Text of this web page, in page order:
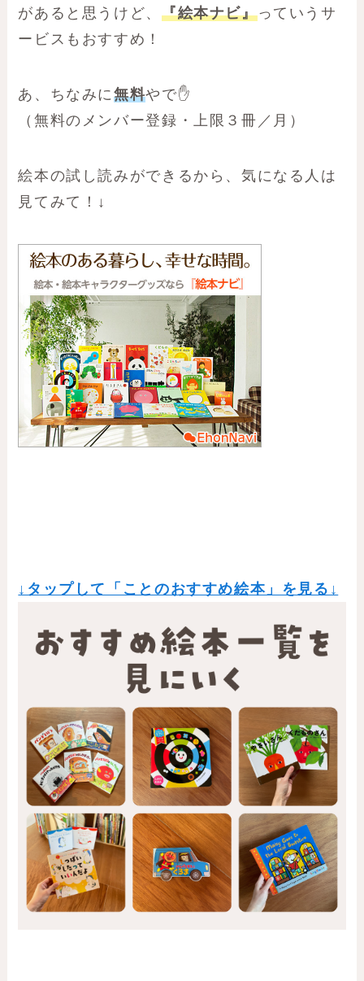
があると思うけど、 『絵本ナビ』っていうサ
ービスもおすすめ！
あ、ちなみに無料やで✋
（無料のメンバー登録・上限３冊／月）
絵本の試し読みができるから、気になる人は
見てみて！↓
↓タップして「ことのおすすめ絵本」を見る↓